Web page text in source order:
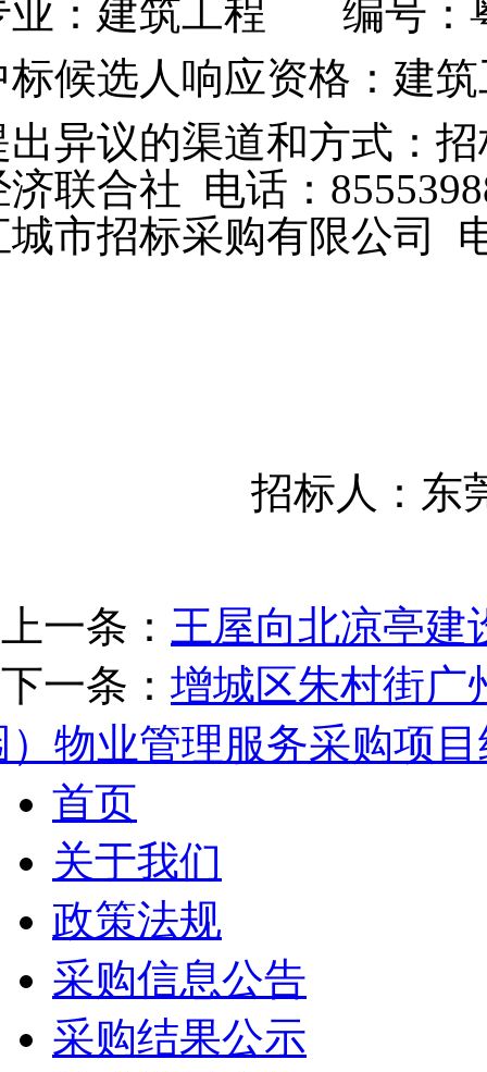
业：建筑工程 编号：粤
标候选人响应资格：建
出异议的渠道和方式：
济联合社 电话：
城市招标采购有限公司
招标人：东
上一条： 王屋向北凉亭建
下一条： 增城区朱村街广
）物业管理服务采购项
首页
关于我们
政策法规
采购信息公告
采购结果公示